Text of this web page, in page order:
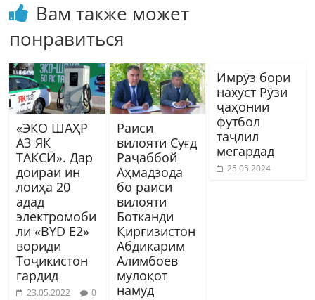
Вам также может
понравиться
«ЭКО ШАҲР
АЗ ЯК
ТАКСӢ». Дар
доираи ин
лоиҳа 20
адад
электромоби
ли «BYD E2»
вориди
Тоҷикистон
гардид
23.05.2022 0
Раиси
вилояти Суғд
Раҷаббой
Аҳмадзода
бо раиси
вилояти
Ботканди
Қирғизистон
Абдикарим
Алимбоев
мулоқот
намуд
Имрӯз бори
нахуст Рӯзи
ҷаҳонии
футбол
таҷлил
мегардад
25.05.2024